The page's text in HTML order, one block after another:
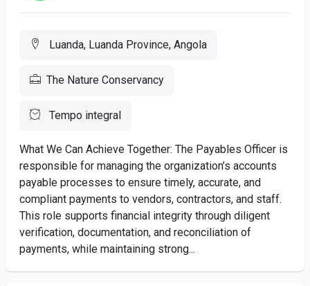
Luanda, Luanda Province, Angola
The Nature Conservancy
Tempo integral
What We Can Achieve Together: The Payables Officer is
responsible for managing the organization’s accounts
payable processes to ensure timely, accurate, and
compliant payments to vendors, contractors, and staff.
This role supports financial integrity through diligent
verification, documentation, and reconciliation of
payments, while maintaining strong...